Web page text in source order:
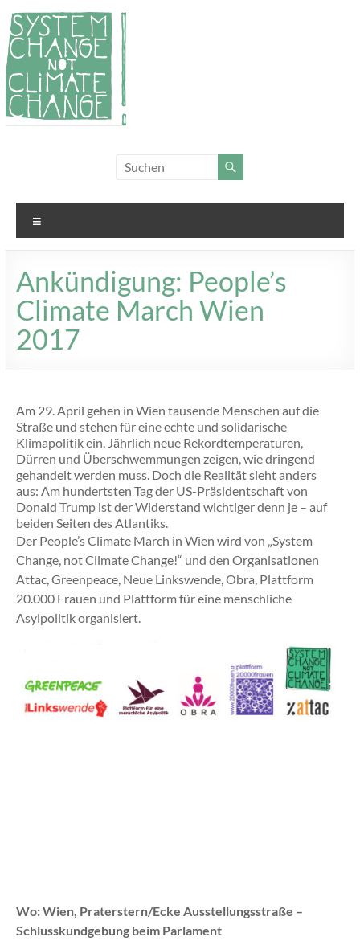
Zum
Inhalt
springen
Change!
Ankündigung: People’s
Climate March Wien
2017
Am 29. April gehen in Wien tausende Menschen auf die
Straße und stehen für eine echte und solidarische
Klimapolitik ein. Jährlich neue Rekordtemperaturen,
Dürren und Überschwemmungen zeigen, wie dringend
gehandelt werden muss. Doch die Realität sieht anders
aus: Am hundertsten Tag der US-Präsidentschaft von
Donald Trump ist der Widerstand wichtiger denn je – auf
beiden Seiten des Atlantiks.
Der People’s Climate March in Wien wird von „System
Change, not Climate Change!“ und den Organisationen
Attac, Greenpeace, Neue Linkswende, Obra, Plattform
20.000 Frauen und Plattform für eine menschliche
Asylpolitik organisiert.
Wo: Wien, Praterstern/Ecke Ausstellungsstraße –
Schlusskundgebung beim Parlament